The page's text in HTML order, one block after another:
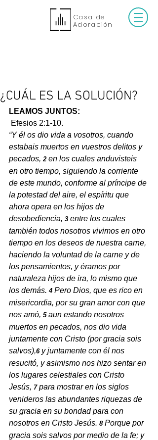
Casa de
Adoración
¿CUÁL ES LA SOLUCIÓN?
LEAMOS JUNTOS:
Efesios 2:1-10.
“Y él os dio vida a vosotros, cuando
estabais muertos en vuestros delitos y
pecados, 2 en los cuales anduvisteis
en otro tiempo, siguiendo la corriente
de este mundo, conforme al príncipe de
la potestad del aire, el espíritu que
ahora opera en los hijos de
desobediencia, 3 entre los cuales
también todos nosotros vivimos en otro
tiempo en los deseos de nuestra carne,
haciendo la voluntad de la carne y de
los pensamientos, y éramos por
naturaleza hijos de ira, lo mismo que
los demás. 4 Pero Dios, que es rico en
misericordia, por su gran amor con que
nos amó, 5 aun estando nosotros
muertos en pecados, nos dio vida
juntamente con Cristo (por gracia sois
salvos),6 y juntamente con él nos
resucitó, y asimismo nos hizo sentar en
los lugares celestiales con Cristo
Jesús, 7 para mostrar en los siglos
venideros las abundantes riquezas de
su gracia en su bondad para con
nosotros en Cristo Jesús. 8 Porque por
gracia sois salvos por medio de la fe; y